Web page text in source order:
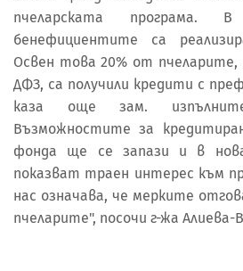
пчеларската
бенефициентите са
Освен това 20% от пчеларите,
ДФЗ, са получили кредити с
каза още зам.
Възможностите за
фонда ще се запази и в
показват траен интерес към
нас означава, че мерките
пчеларите", посочи г-жа Алиева-